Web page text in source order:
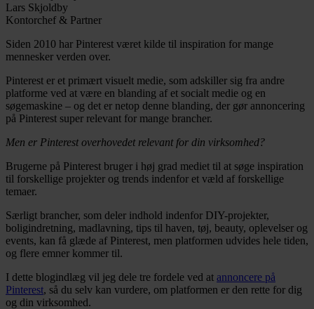
Lars Skjoldby
Kontorchef & Partner
Siden 2010 har Pinterest været kilde til inspiration for mange
mennesker verden over.
Pinterest er et primært visuelt medie, som adskiller sig fra andre
platforme ved at være en blanding af et socialt medie og en
søgemaskine – og det er netop denne blanding, der gør annoncering
på Pinterest super relevant for mange brancher.
Men er Pinterest overhovedet relevant for din virksomhed?
Brugerne på Pinterest bruger i høj grad mediet til at søge inspiration
til forskellige projekter og trends indenfor et væld af forskellige
temaer.
Særligt brancher, som deler indhold indenfor DIY-projekter,
boligindretning, madlavning, tips til haven, tøj, beauty, oplevelser og
events, kan få glæde af Pinterest, men platformen udvides hele tiden,
og flere emner kommer til.
I dette blogindlæg vil jeg dele tre fordele ved at annoncere på
Pinterest, så du selv kan vurdere, om platformen er den rette for dig
og din virksomhed.